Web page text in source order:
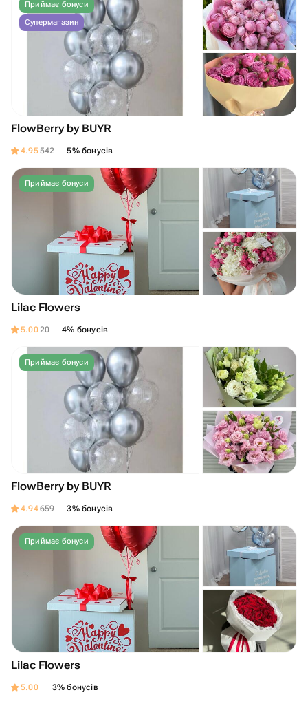
Приймає бонуси
Супермагазин
FlowBerry by BUYR
4.95542 5% бонусів
Приймає бонуси
Lilac Flowers
5.0020 4% бонусів
Приймає бонуси
FlowBerry by BUYR
4.94659 3% бонусів
Приймає бонуси
Lilac Flowers
5.00 3% бонусів